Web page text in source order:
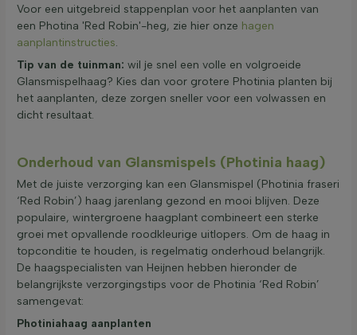
Voor een uitgebreid stappenplan voor het aanplanten van
een Photina 'Red Robin'-heg, zie hier onze hagen
aanplantinstructies.
Tip van de tuinman: wil je snel een volle en volgroeide
Glansmispelhaag? Kies dan voor grotere Photinia planten bij
het aanplanten, deze zorgen sneller voor een volwassen en
dicht resultaat.
Onderhoud van Glansmispels (Photinia haag)
Met de juiste verzorging kan een Glansmispel (Photinia fraseri
‘Red Robin’) haag jarenlang gezond en mooi blijven. Deze
populaire, wintergroene haagplant combineert een sterke
groei met opvallende roodkleurige uitlopers. Om de haag in
topconditie te houden, is regelmatig onderhoud belangrijk.
De haagspecialisten van Heijnen hebben hieronder de
belangrijkste verzorgingstips voor de Photinia ‘Red Robin’
samengevat:
Photiniahaag aanplanten